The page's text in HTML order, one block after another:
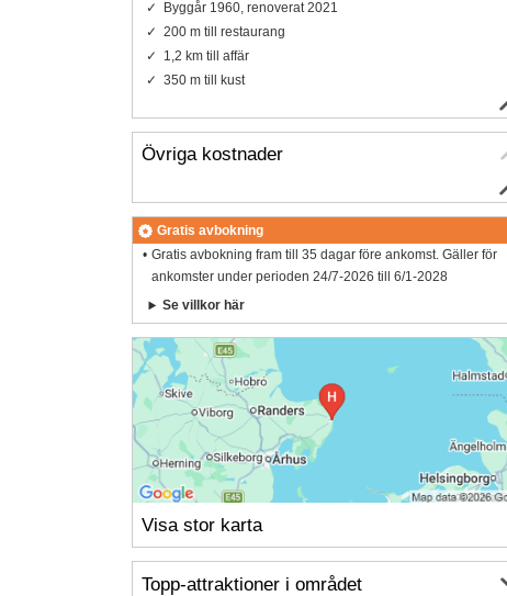
Byggår 1960, renoverat 2021
200 m till restaurang
1,2 km till affär
350 m till kust
Övriga kostnader
Gratis avbokning
Gratis avbokning fram till 35 dagar före ankomst. Gäller för
ankomster under perioden 24/7-2026 till 6/1-2028
Se villkor här
Visa stor karta
Topp-attraktioner i området